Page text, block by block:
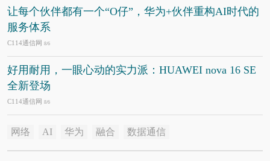
让每个伙伴都有一个“O仔”，华为+伙伴重构AI时代的
服务体系
C114通信网 8/6
好用耐用，一眼心动的实力派：HUAWEI nova 16 SE
全新登场
C114通信网 8/6
网络 AI 华为 融合 数据通信